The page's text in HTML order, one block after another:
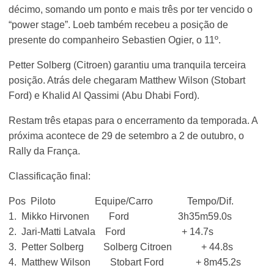
décimo, somando um ponto e mais três por ter vencido o
“power stage”. Loeb também recebeu a posição de
presente do companheiro Sebastien Ogier, o 11º.
Petter Solberg (Citroen) garantiu uma tranquila terceira
posição. Atrás dele chegaram Matthew Wilson (Stobart
Ford) e Khalid Al Qassimi (Abu Dhabi Ford).
Restam três etapas para o encerramento da temporada. A
próxima acontece de 29 de setembro a 2 de outubro, o
Rally da França.
Classificação final:
Pos Piloto Equipe/Carro Tempo/Dif.
1. Mikko Hirvonen Ford 3h35m59.0s
2. Jari-Matti Latvala Ford + 14.7s
3. Petter Solberg Solberg Citroen + 44.8s
4. Matthew Wilson Stobart Ford + 8m45.2s